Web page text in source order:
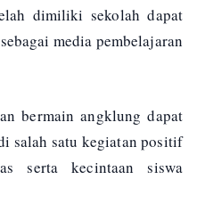
dimiliki sekolah dapat
media pembelajaran
bermain angklung dapat
salah satu kegiatan positif
serta kecintaan siswa